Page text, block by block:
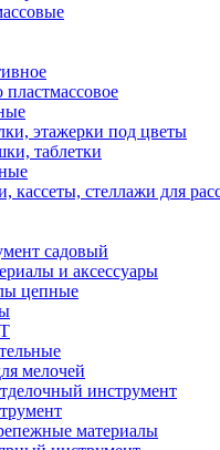
этажерки под цветы
таблетки
кассеты, стеллажи для
садовый
и аксессуары
цепные
мелочей
инструмент
материалы